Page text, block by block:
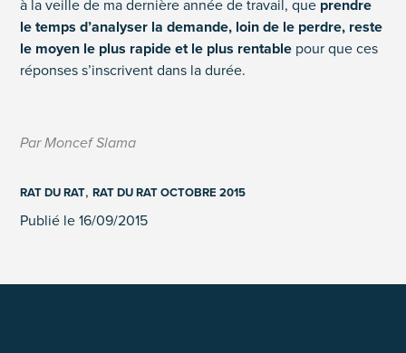
RAT DU RAT,RAT DU RAT OCTOBRE 2015
Publié le 16/09/2015
à la veille de ma dernière année de travail, que prendre
le temps d’analyser la demande, loin de le perdre, reste
le moyen le plus rapide et le plus rentable pour que ces
réponses s’inscrivent dans la durée.
Par Moncef Slama